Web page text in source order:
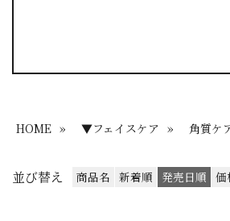
HOME » ▼フェイスケア » 角質ケ
並び替え 商品名 新着順 発売日順 価